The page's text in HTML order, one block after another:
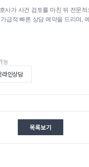
사가 사건 검토를 마친 뒤 전문적
급적 빠른 상담 예약을 드리며,
능
라인상담
목록보기